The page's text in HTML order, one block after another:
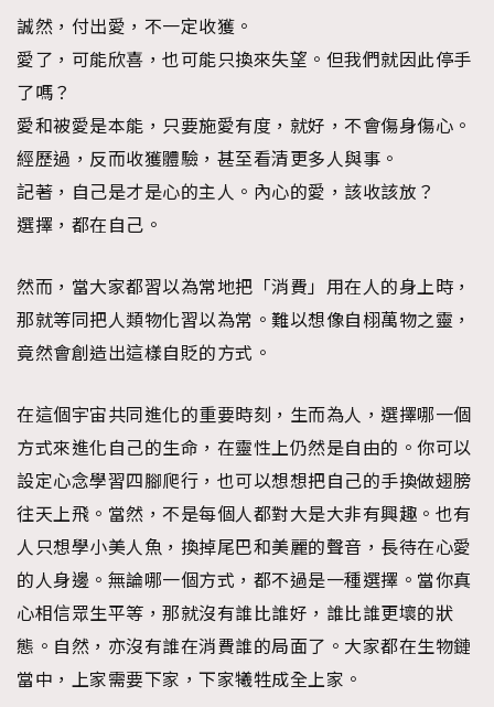
誠然，付出愛，不一定收獲。
愛了，可能欣喜，也可能只換來失望。但我們就因此停手
了嗎？
愛和被愛是本能，只要施愛有度，就好，不會傷身傷心。
經歷過，反而收獲體驗，甚至看清更多人與事。
記著，自己是才是心的主人。內心的愛，該收該放？
選擇，都在自己。
然而，當大家都習以為常地把「消費」用在人的身上時，
那就等同把人類物化習以為常。難以想像自栩萬物之靈，
竟然會創造出這樣自貶的方式。
在這個宇宙共同進化的重要時刻，生而為人，選擇哪一個
方式來進化自己的生命，在靈性上仍然是自由的。你可以
設定心念學習四腳爬行，也可以想想把自己的手換做翅膀
往天上飛。當然，不是每個人都對大是大非有興趣。也有
人只想學小美人魚，換掉尾巴和美麗的聲音，長待在心愛
的人身邊。無論哪一個方式，都不過是一種選擇。當你真
心相信眾生平等，那就沒有誰比誰好，誰比誰更壞的狀
態。自然，亦沒有誰在消費誰的局面了。大家都在生物鏈
當中，上家需要下家，下家犧牲成全上家。